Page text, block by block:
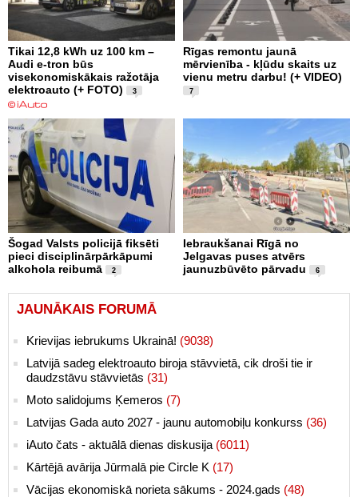
Tikai 12,8 kWh uz 100 km –
Audi e-tron būs
visekonomiskākais ražotāja
elektroauto (+ FOTO)
3
Rīgas remontu jaunā
mērvienība - kļūdu skaits uz
vienu metru darbu! (+ VIDEO)
7
Šogad Valsts policijā fiksēti
pieci disciplinārpārkāpumi
alkohola reibumā
2
Iebraukšanai Rīgā no
Jelgavas puses atvērs
jaunuzbūvēto pārvadu
6
JAUNĀKAIS FORUMĀ
Krievijas iebrukums Ukrainā! (9038)
Latvijā sadeg elektroauto biroja stāvvietā, cik droši tie ir
daudzstāvu stāvvietās (31)
Moto salidojums Ķemeros (7)
Latvijas Gada auto 2027 - jaunu automobiļu konkurss (36)
iAuto čats - aktuālā dienas diskusija (6011)
Kārtējā avārija Jūrmalā pie Circle K (17)
Vācijas ekonomiskā norieta sākums - 2024.gads (48)